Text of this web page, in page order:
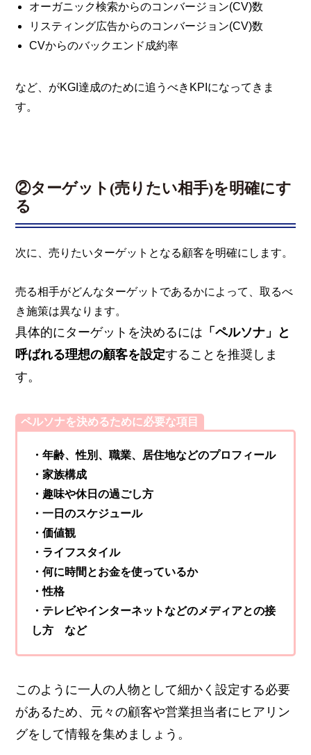
オーガニック検索からのコンバージョン(CV)数
リスティング広告からのコンバージョン(CV)数
CVからのバックエンド成約率
など、がKGI達成のために追うべきKPIになってきま
す。
②ターゲット(売りたい相手)を明確にす
る
次に、売りたいターゲットとなる顧客を明確にします。
売る相手がどんなターゲットであるかによって、取るべ
き施策は異なります。
具体的にターゲットを決めるには 「ペルソナ」と
呼ばれる理想の顧客を設定することを推奨しま
す。
ペルソナを決めるために必要な項目
・年齢、性別、職業、居住地などのプロフィール
・家族構成
・趣味や休日の過ごし方
・一日のスケジュール
・価値観
・ライフスタイル
・何に時間とお金を使っているか
・性格
・テレビやインターネットなどのメディアとの接
し方 など
このように一人の人物として細かく設定する必要
があるため、元々の顧客や営業担当者にヒアリン
グをして情報を集めましょう。